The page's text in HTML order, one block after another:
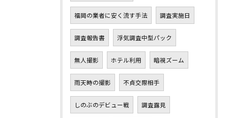
福岡の業者に安く流す手法 調査実施日
調査報告書 浮気調査中型パック
無人撮影 ホテル利用 暗視ズーム
雨天時の撮影 不貞交際相手
しのぶのデビュー戦 調査露見